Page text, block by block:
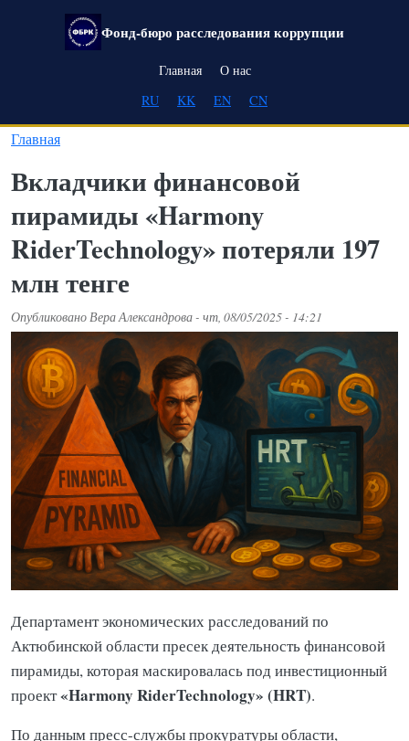
Перейти к основному содержанию
Фонд-бюро расследования коррупции
Main navigation
Главная
О нас
RU
KK EN CN
Главная
Вкладчики финансовой
пирамиды «Harmony
RiderTechnology» потеряли 197
млн тенге
ОпубликованоВера Александрова- чт, 08/05/2025 - 14:21
Департамент экономических расследований по
Актюбинской области пресек деятельность финансовой
пирамиды, которая маскировалась под инвестиционный
проект«Harmony RiderTechnology» (HRT).
По данным пресс-службы прокуратуры области,